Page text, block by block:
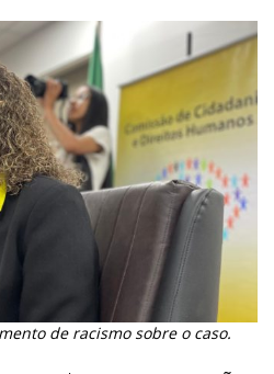
de racismo sobre o caso.